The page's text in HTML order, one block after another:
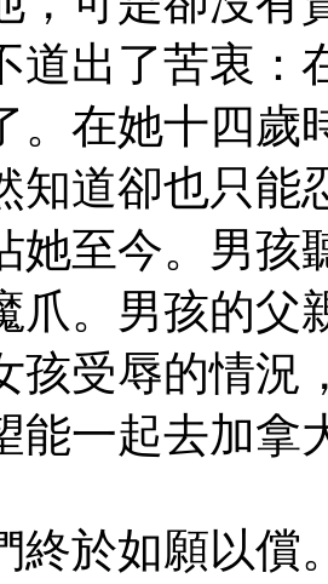
道出了苦衷：
。在她十四歲
知道卻也只能
她至今。男孩
爪。男孩的父
孩受辱的情況
能一起去加拿
於如願以償